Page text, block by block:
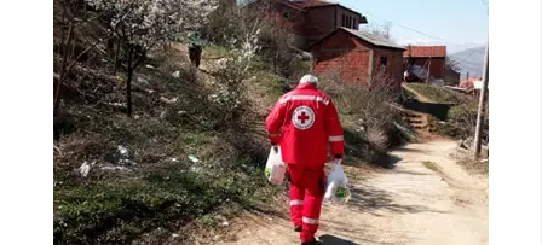
СОБРАНИЕ
СТРУКТУРА И ОРГАНИЗАЦИОНА ПОСТАВЕНОСТ
ДИСЕМИНАЦИЈА
MЕЃУНАРОДНО ХУМАНИТАРНО ПРАВО
ПРОМОЦИЈА НА ХУМАНИ ВРЕДНОСТИ